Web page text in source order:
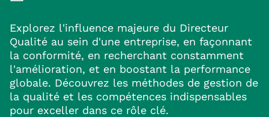
Explorez l'influence majeure du Directeur
Qualité au sein d'une entreprise, en façonnant
la conformité, en recherchant constamment
l'amélioration, et en boostant la performance
globale. Découvrez les méthodes de gestion de
la qualité et les compétences indispensables
pour exceller dans ce rôle clé.